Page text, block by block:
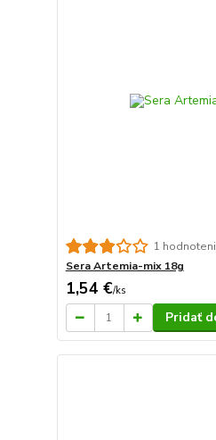
1
Sera Artemia-mix 18g
1,54 €/ks
Pridať